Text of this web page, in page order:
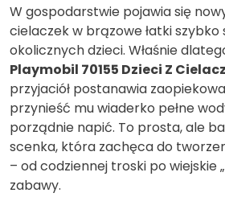
W gospodarstwie pojawia się
cielaczek w brązowe łatki
okolicznych dzieci. Właśnie
Playmobil 70155 Dzieci Z
przyjaciół postanawia
przynieść mu wiaderko pełne
porządnie napić. To prosta, ale
scenka, która zachęca do
– od codziennej troski po wiejskie
zabawy.